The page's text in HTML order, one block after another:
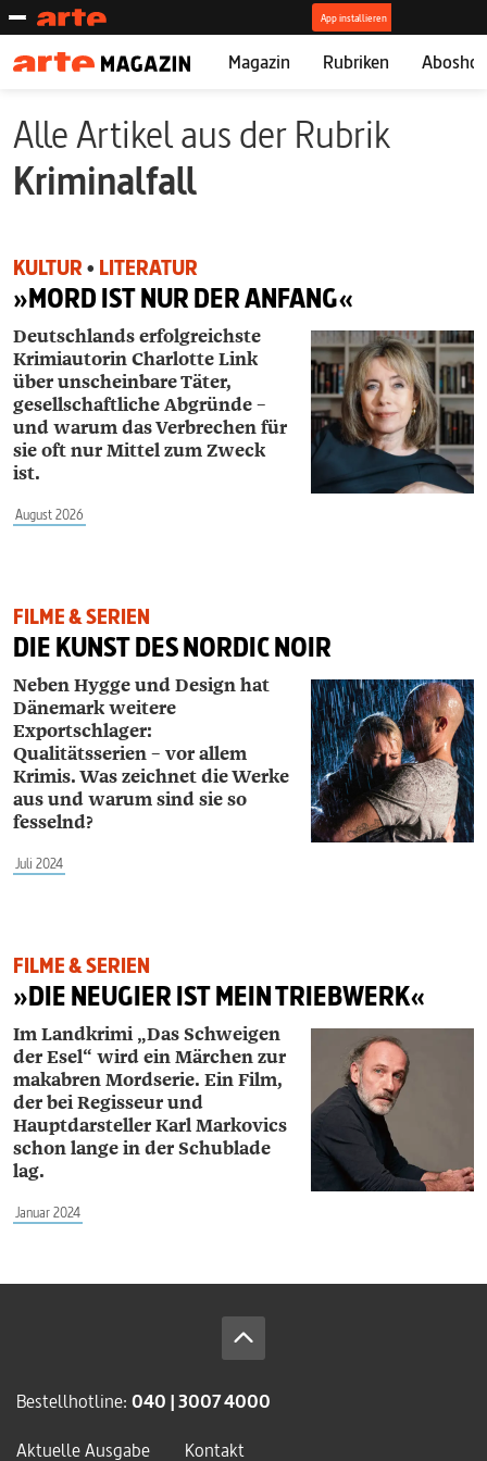
Magazin Rubriken
Alle Artikel aus der Rubrik
Kriminalfall
KULTUR • LITERATUR
»MORD IST NUR DER ANFANG«
Deutschlands erfolgreichste
Krimiautorin ­Charlotte Link
über unscheinbare Täter,
gesellschaftliche Abgründe –
und warum das Verbrechen für
sie oft nur Mittel zum Zweck
ist.
August 2026
FILME & SERIEN
DIE KUNST DES NORDIC NOIR
Neben Hygge und Design hat
Dänemark weitere
Exportschlager:
Qualitätsserien – vor allem
Krimis. Was zeichnet die Werke
aus und warum sind sie so
fesselnd?
Juli 2024
FILME & SERIEN
»DIE NEUGIER IST MEIN TRIEBWERK«
Im Landkrimi „Das Schweigen
der Esel“ wird ein Märchen zur
makabren Mordserie. Ein Film,
der bei Regisseur und
Hauptdarsteller Karl ­Markovics
schon lange in der Schublade
lag.
Januar 2024
Bestellhotline: 040 | 3007 4000
Aktuelle Ausgabe
Kontakt